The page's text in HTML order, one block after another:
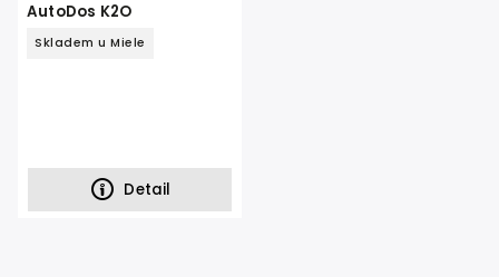
AutoDos K2O
Skladem u Miele
Detail